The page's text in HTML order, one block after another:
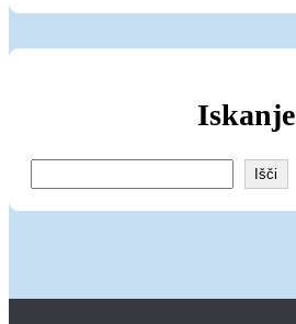
Iskanje
Išči